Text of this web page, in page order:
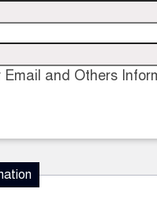
Email and Others